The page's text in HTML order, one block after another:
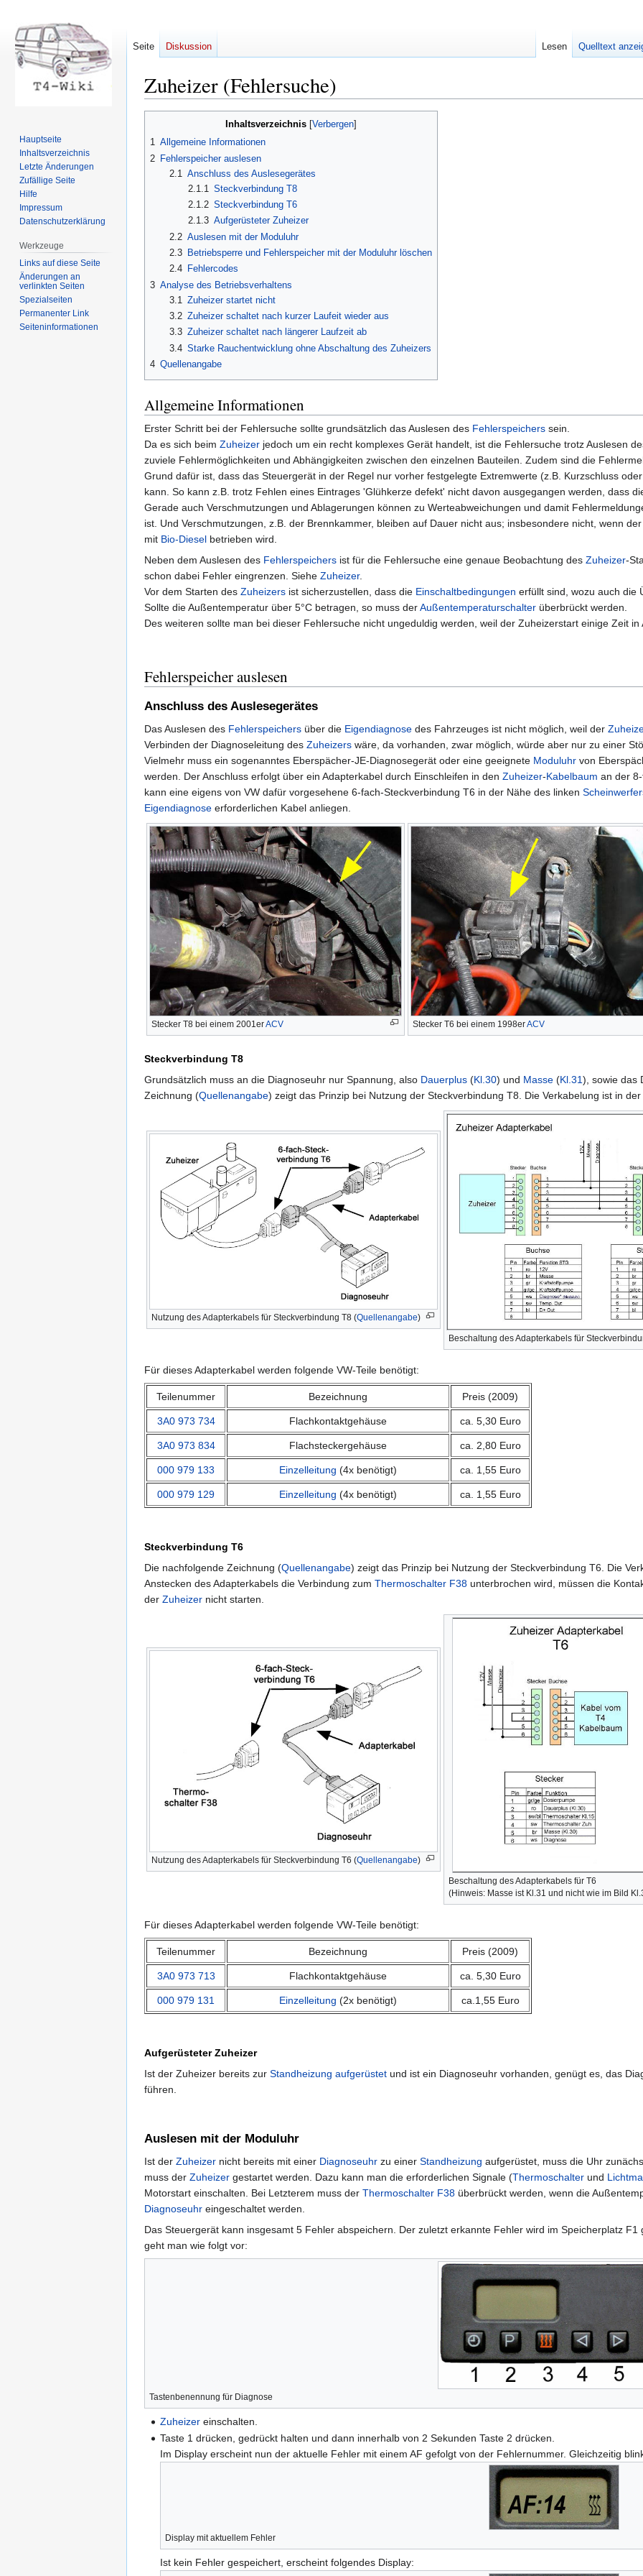
Zuheizer (Fehlersuche)
springen
springen
Inhaltsverzeichnis
1 Allgemeine Informationen
2 Fehlerspeicher auslesen
2.1
Anschluss des Auslesegerätes
2.1.1
Steckverbindung T8
2.1.2 Steckverbindung T6
2.1.3 Aufgerüsteter Zuheizer
2.2 Auslesen mit der Moduluhr
2.3
Betriebsperre und Fehlerspeicher mit der Moduluhr löschen
2.4
Fehlercodes
3 Analyse des Betriebsverhaltens
3.1 Zuheizer startet nicht
3.2 Zuheizer schaltet nach kurzer Laufeit wieder aus
3.3 Zuheizer schaltet nach längerer Laufzeit ab
3.4 Starke Rauchentwicklung ohne Abschaltung des Zuheizers
4 Quellenangabe
Allgemeine Informationen
Erster Schritt bei der Fehlersuche sollte grundsätzlich das Auslesen des Fehlerspeichers sein.
Da es sich beim Zuheizer jedoch um ein recht komplexes Gerät handelt, ist die Fehlersuche trotz Auslesen
zuviele Fehlermöglichkeiten und Abhängigkeiten zwischen den einzelnen Bauteilen. Zudem sind die
Grund dafür ist, dass das Steuergerät in der Regel nur vorher festgelegte Extremwerte (z.B. Kurzschluss
kann. So kann z.B. trotz Fehlen eines Eintrages 'Glühkerze defekt' nicht davon ausgegangen werden, dass
Gerade auch Verschmutzungen und Ablagerungen können zu Werteabweichungen und damit
ist. Und Verschmutzungen, z.B. der Brennkammer, bleiben auf Dauer nicht aus; insbesondere nicht, wenn
mit Bio-Diesel betrieben wird.
Neben dem Auslesen des Fehlerspeichers ist für die Fehlersuche eine genaue Beobachtung des Zuheizer-
schon dabei Fehler eingrenzen. Siehe Zuheizer.
Vor dem Starten des Zuheizers ist sicherzustellen, dass die Einschaltbedingungen erfüllt sind, wozu auch die
Sollte die Außentemperatur über 5°C betragen, so muss derAußentemperaturschalter überbrückt werden.
Des weiteren sollte man bei dieser Fehlersuche nicht ungeduldig werden, weil der Zuheizerstart einige Zeit
Fehlerspeicher auslesen
Anschluss des Auslesegerätes
Das Auslesen des Fehlerspeichers über die Eigendiagnose des Fahrzeuges ist nicht möglich, weil der
Verbinden der Diagnoseleitung des Zuheizers wäre, da vorhanden, zwar möglich, würde aber nur zu einer
Vielmehr muss ein sogenanntes Eberspächer-JE-Diagnosegerät oder eine geeignete Moduluhr von
werden. Der Anschluss erfolgt über ein Adapterkabel durch Einschleifen in den Zuheizer-Kabelbaum an der
kann eine eigens von VW dafür vorgesehene 6-fach-Steckverbindung T6 in der Nähe des linken
Eigendiagnose erforderlichen Kabel anliegen.
Stecker T8 bei einem 2001erACV Stecker T6 bei einem 1998erACV
Steckverbindung T8
Grundsätzlich muss an die Diagnoseuhr nur Spannung, also Dauerplus (Kl.30) und Masse (Kl.31), sowie das
Zeichnung (Quellenangabe) zeigt das Prinzip bei Nutzung der Steckverbindung T8. Die Verkabelung ist in
Nutzung des Adapterkabels für Steckverbindung T8 (Quellenangabe)
Beschaltung des Adapterkabels für
Für dieses Adapterkabel werden folgende VW-Teile benötigt:
Teilenummer Bezeichnung Preis (2009)
3A0 973 734 Flachkontaktgehäuse ca. 5,30 Euro
3A0 973 834 Flachsteckergehäuse ca. 2,80 Euro
000 979 133 Einzelleitung (4x benötigt) ca. 1,55 Euro
000 979 129 Einzelleitung (4x benötigt) ca. 1,55 Euro
Steckverbindung T6
Die nachfolgende Zeichnung (Quellenangabe) zeigt das Prinzip bei Nutzung der Steckverbindung T6. Die
Anstecken des Adapterkabels die Verbindung zum Thermoschalter F38 unterbrochen wird, müssen die
der Zuheizer nicht starten.
Nutzung des Adapterkabels für Steckverbindung T6 (Quellenangabe)
Beschaltung des Adapterkabels für T6
(Hinweis: Masse ist Kl.31 und nicht wie im Bild
Für dieses Adapterkabel werden folgende VW-Teile benötigt:
Teilenummer Bezeichnung Preis (2009)
3A0 973 713 Flachkontaktgehäuse ca. 5,30 Euro
000 979 131 Einzelleitung (2x benötigt) ca.1,55 Euro
Aufgerüsteter Zuheizer
Ist der Zuheizer bereits zur Standheizung aufgerüstet und ist ein Diagnoseuhr vorhanden, genügt es, das
führen.
Auslesen mit der Moduluhr
Ist der Zuheizer nicht bereits mit einer Diagnoseuhr zu einer Standheizung aufgerüstet, muss die Uhr
muss der Zuheizer gestartet werden. Dazu kann man die erforderlichen Signale (Thermoschalter und
Motorstart einschalten. Bei Letzterem muss der Thermoschalter F38 überbrückt werden, wenn die
Diagnoseuhr eingeschaltet werden.
Das Steuergerät kann insgesamt 5 Fehler abspeichern. Der zuletzt erkannte Fehler wird im Speicherplatz
geht man wie folgt vor:
Tastenbenennung für Diagnose
Zuheizer einschalten.
Taste 1 drücken, gedrückt halten und dann innerhalb von 2 Sekunden Taste 2 drücken.
Im Display erscheint nun der aktuelle Fehler mit einem AF gefolgt von der Fehlernummer. Gleichzeitig
Display mit aktuellem Fehler
Ist kein Fehler gespeichert, erscheint folgendes Display:
Seite Diskussion Lesen Quelltext
Hauptseite
Inhaltsverzeichnis
Letzte Änderungen
Zufällige Seite
Hilfe
Impressum
Datenschutzerklärung
Werkzeuge
Links auf diese Seite
Änderungen an
verlinkten Seiten
Spezialseiten
Permanenter Link
Seiten­informationen